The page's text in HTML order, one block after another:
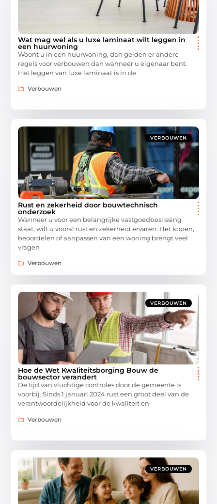
Wat mag wel als u luxe laminaat wilt leggen in
een huurwoning
Woont u in een huurwoning, dan gelden er andere
regels voor verbouwen dan wanneer u eigenaar bent.
Het leggen van luxe laminaat is in de
Verbouwen
VERBOUWEN
Rust en zekerheid door bouwtechnisch
onderzoek
Wanneer u voor een belangrijke vastgoedbeslissing
staat, wilt u vooral rust en zekerheid ervaren. Het kopen,
beoordelen of aanpassen van een woning brengt veel
vragen
Verbouwen
VERBOUWEN
Hoe de Wet Kwaliteitsborging Bouw de
bouwsector verandert
De tijd van vluchtige controles door de gemeente is
voorbij. Sinds 1 januari 2024 rust een groot deel van de
verantwoordelijkheid voor de kwaliteit en
Verbouwen
VERBOUWEN